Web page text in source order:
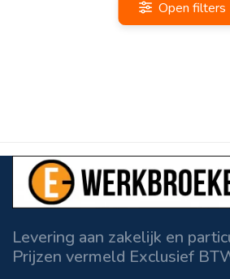
Open filters
Levering aan zakelijk en
Prijzen vermeld Exclusief